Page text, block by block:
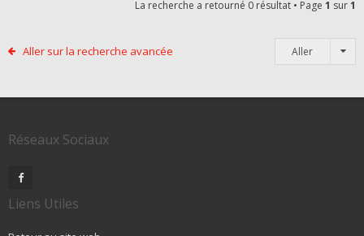
La recherche a retourné 0 résultat • Page 1 sur1
Aller sur la recherche avancée Aller
Réseaux Sociaux
Liens Utiles